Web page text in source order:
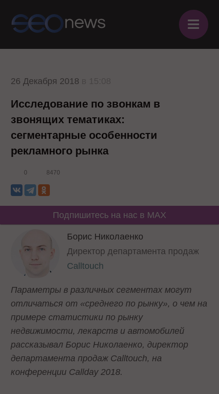
≡
26 Декабря 2018
Исследование по звонкам в
звонящих тематиках:
сегментарные особенности
рекламного рынка
0 8470
Подпишитесь на нас в MAX
Борис Николаенко
Директор департамента продаж
Calltouch
Параметры в различных сегментах могут
отличаться от «среднего по рынку», о чем на
примере статистики по рынку
недвижимости, лекарств и автомобилей
рассказывал Борис Николаенко, директор
департамента продаж Calltouch, на
конференции Callday 2018.